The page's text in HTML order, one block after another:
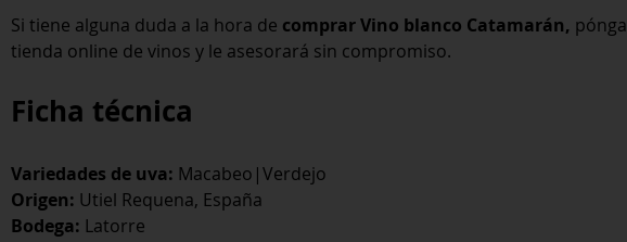
Si tiene alguna duda a la hora de comprar Vino blanco Catamarán,
tienda online de vinos y le asesorará sin compromiso.
Ficha técnica
Variedades de uva: Macabeo|Verdejo
Origen: Utiel Requena, España
Bodega: Latorre